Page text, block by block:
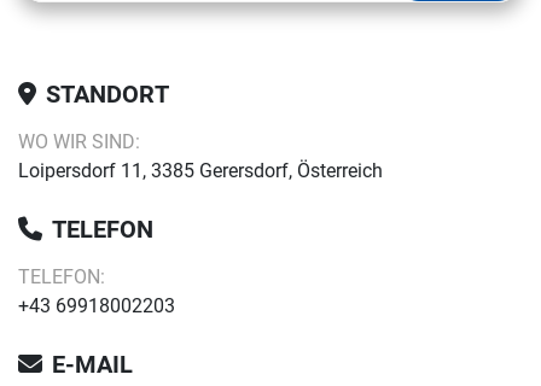
STANDORT
WO WIR SIND:
Loipersdorf 11, 3385 Gerersdorf, Österreich
TELEFON
TELEFON:
+43 69918002203
E-MAIL